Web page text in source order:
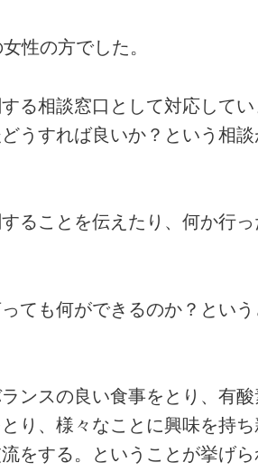
性の方でした。
る相談窓口として対応してい
うすれば良いか？という相
ることを伝えたり、何か行
ても何ができるのか？とい
ンスの良い食事をとり、有
り、様々なことに興味を持
をする。ということが挙げら